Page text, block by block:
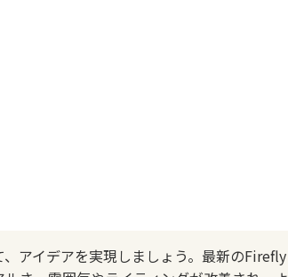
アイデアを実現しましょう。最新のFirefly